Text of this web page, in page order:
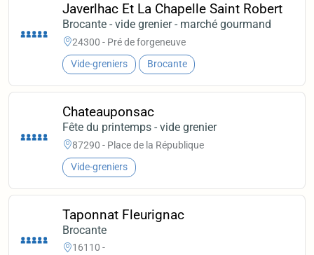
Javerlhac Et La Chapelle Saint Robert
Brocante - vide grenier - marché gourmand
24300 - Pré de forgeneuve
Vide-greniers Brocante
Chateauponsac
Fête du printemps - vide grenier
87290 - Place de la République
Vide-greniers
Taponnat Fleurignac
Brocante
16110 -